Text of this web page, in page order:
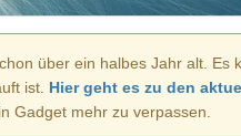
über ein halbes Jahr alt. Es
ist. Hier geht es zu den
Gadget mehr zu verpassen.